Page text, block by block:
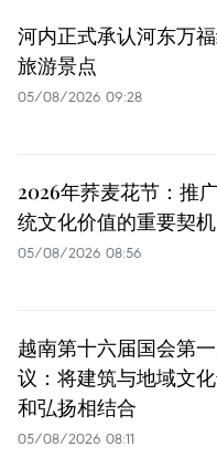
河内正式承认河东万
旅游景点
05/08/2026 09:28
2026年荞麦花节：推
统文化价值的重要契机
05/08/2026 08:56
越南第十六届国会第
议：将建筑与地域文
和弘扬相结合
05/08/2026 08:11